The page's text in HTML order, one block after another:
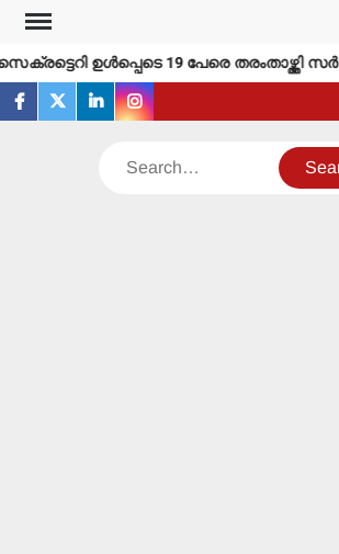
Skip
content ഉള്‍പ്പെടെ 19 പേരെ തരംതാഴ്ത്തി
facebook
twitterlinkedininstagram
Search